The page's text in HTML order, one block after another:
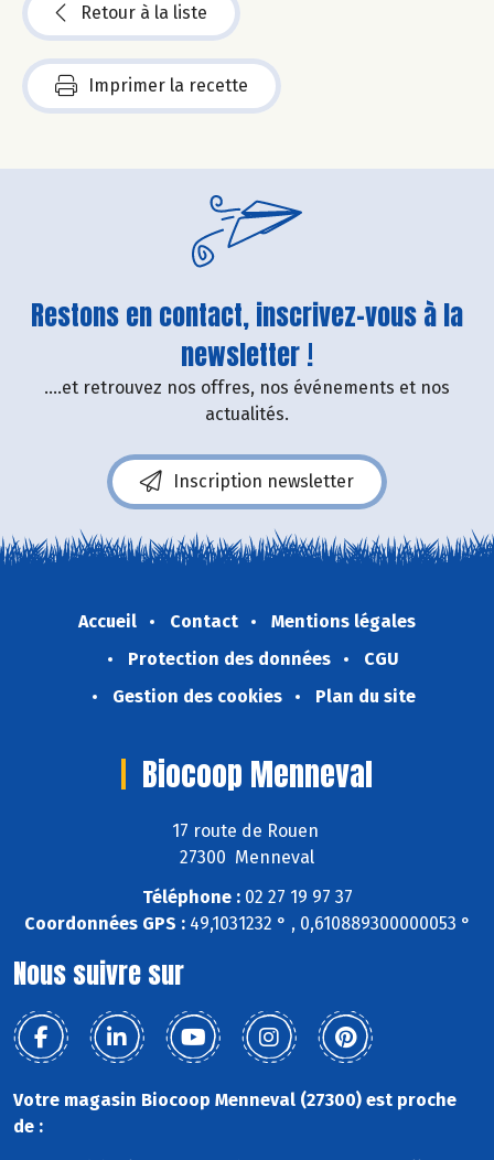
Retour à la liste
Imprimer la recette
Restons en contact, inscrivez-vous à la
newsletter !
....et retrouvez nos offres, nos événements et nos
actualités.
Inscription newsletter
Accueil Contact
Mentions légales
Protection des données
CGU
Gestion des cookies
Plan du site
Biocoop Menneval
17 route de Rouen
27300 Menneval
Téléphone :02 27 19 97 37
Coordonnées GPS :49,1031232 ° , 0,610889300000053 °
Nous suivre sur
Votre magasin Biocoop Menneval (27300) est proche
de :